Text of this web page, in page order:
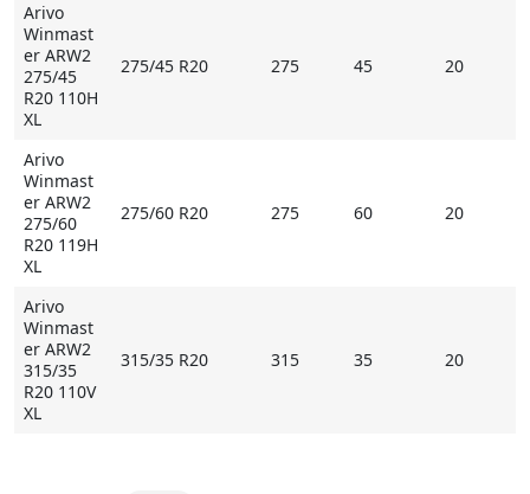
Arivo
Winmast
er ARW2
275/45
R20 110H
XL
275/45 R20 275 45 20
Arivo
Winmast
er ARW2
275/60
R20 119H
XL
275/60 R20 275 60 20
Arivo
Winmast
er ARW2
315/35
R20 110V
XL
315/35 R20 315 35 20